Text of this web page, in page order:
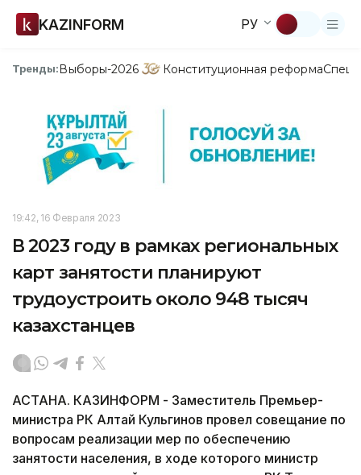
KAZINFORM РУ
Тренды:Выборы-2026 Конституционная реформа
19:42, 16 Февраля 2023
В 2023 году в рамках региональных
карт занятости планируют
трудоустроить около 948 тысяч
казахстанцев
АСТАНА. КАЗИНФОРМ - Заместитель Премьер-
министра РК Алтай Кульгинов провел совещание по
вопросам реализации мер по обеспечению
занятости населения, в ходе которого министр